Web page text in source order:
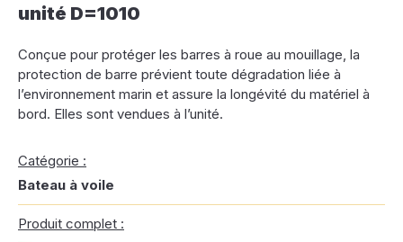
unité D=1010
Conçue pour protéger les barres à roue au mouillage, la
protection de barre prévient toute dégradation liée à
l’environnement marin et assure la longévité du matériel à
bord. Elles sont vendues à l’unité.
Catégorie :
Bateau à voile
Produit complet :